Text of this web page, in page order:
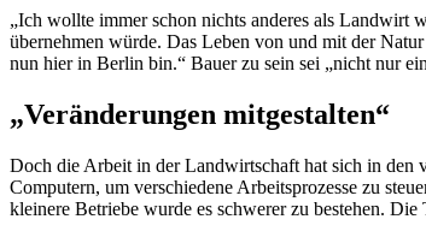
„Ich wollte immer schon nichts anderes als Landwirt
übernehmen würde. Das Leben von und mit der
nun hier in Berlin bin.“ Bauer zu sein sei „nicht nur
„Veränderungen mitgestalten“
Doch die Arbeit in der Landwirtschaft hat sich in den
Computern, um verschiedene Arbeitsprozesse zu
kleinere Betriebe wurde es schwerer zu bestehen.